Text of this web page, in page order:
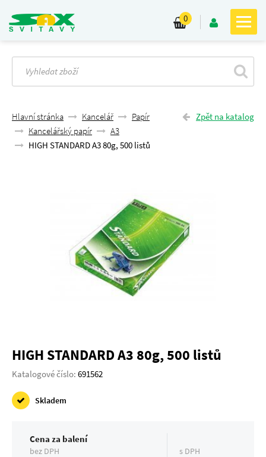
0
Zpět na katalog
Hlavní stránka Kancelář
Papír
Kancelářský papír
A3
HIGH STANDARD A3 80g, 500 listů
HIGH STANDARD A3 80g, 500 listů
Katalogové číslo: 691562
Skladem
Cena za balení
bez DPH s DPH